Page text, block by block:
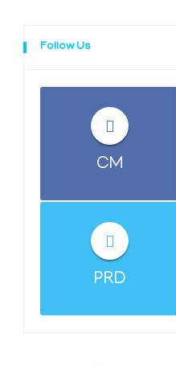
Follow Us
CM
PRD